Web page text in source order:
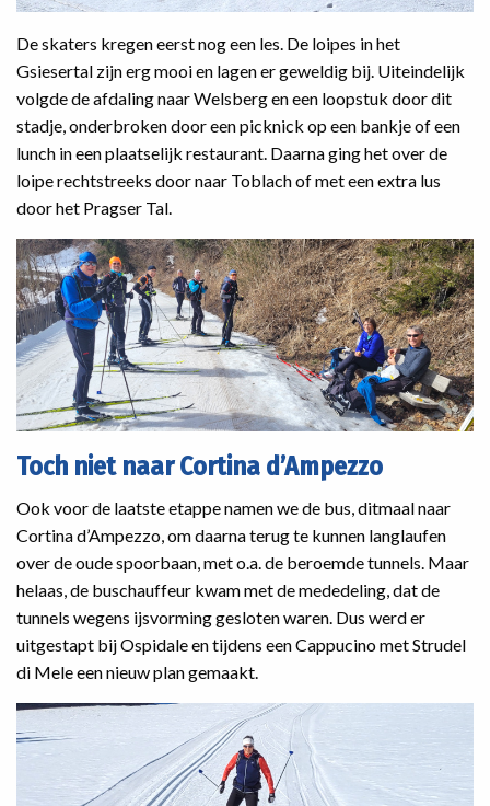
De skaters kregen eerst nog een les. De loipes in het
Gsiesertal zijn erg mooi en lagen er geweldig bij. Uiteindelijk
volgde de afdaling naar Welsberg en een loopstuk door dit
stadje, onderbroken door een picknick op een bankje of een
lunch in een plaatselijk restaurant. Daarna ging het over de
loipe rechtstreeks door naar Toblach of met een extra lus
door het Pragser Tal.
Toch niet naar Cortina d’Ampezzo
Ook voor de laatste etappe namen we de bus, ditmaal naar
Cortina d’Ampezzo, om daarna terug te kunnen langlaufen
over de oude spoorbaan, met o.a. de beroemde tunnels. Maar
helaas, de buschauffeur kwam met de mededeling, dat de
tunnels wegens ijsvorming gesloten waren. Dus werd er
uitgestapt bij Ospidale en tijdens een Cappucino met Strudel
di Mele een nieuw plan gemaakt.